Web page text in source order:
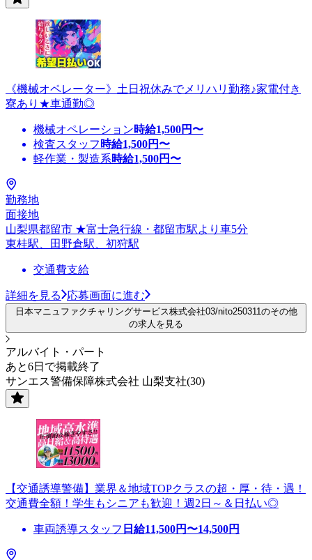
《機械オペレーター》土日祝休みでメリハリ勤務♪家電付き
寮あり★車通勤◎
機械オペレーション時給1,500円〜
検査スタッフ 時給1,500円〜
軽作業・製造系時給1,500円〜
勤務地
面接地
山梨県都留市 ★富士急行線・都留市駅より車5分
東桂駅、田野倉駅、初狩駅
交通費支給
詳細を見る 応募画面に進む
日本マニュファクチャリングサービス株式会社03/nito250311のその他
の求人を見る
アルバイト・パート
あと6日で掲載終了
サンエス警備保障株式会社 山梨支社(30)
【交通誘導警備】業界＆地域TOPクラスの超・厚・待・遇！
交通費全額！学生もシニアも歓迎！週2日～＆日払い◎
車両誘導スタッフ 日給11,500円〜14,500円